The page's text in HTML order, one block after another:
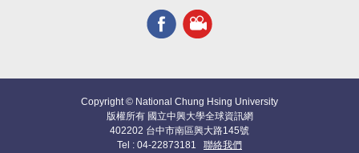
Copyright © National Chung Hsing University
版權所有 國立中興大學全球資訊網
402202 台中市南區興大路145號
Tel : 04-22873181 聯絡我們